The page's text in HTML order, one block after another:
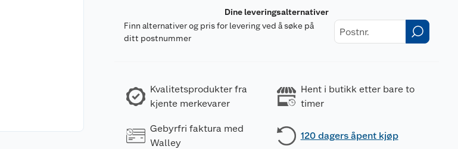
Dine leveringsalternativer
Finn alternativer og pris for levering ved å søke på
ditt postnummer
Kvalitetsprodukter fra
kjente merkevarer
Hent i butikk etter bare to
timer
Gebyrfri faktura med
Walley
120 dagers åpent kjøp